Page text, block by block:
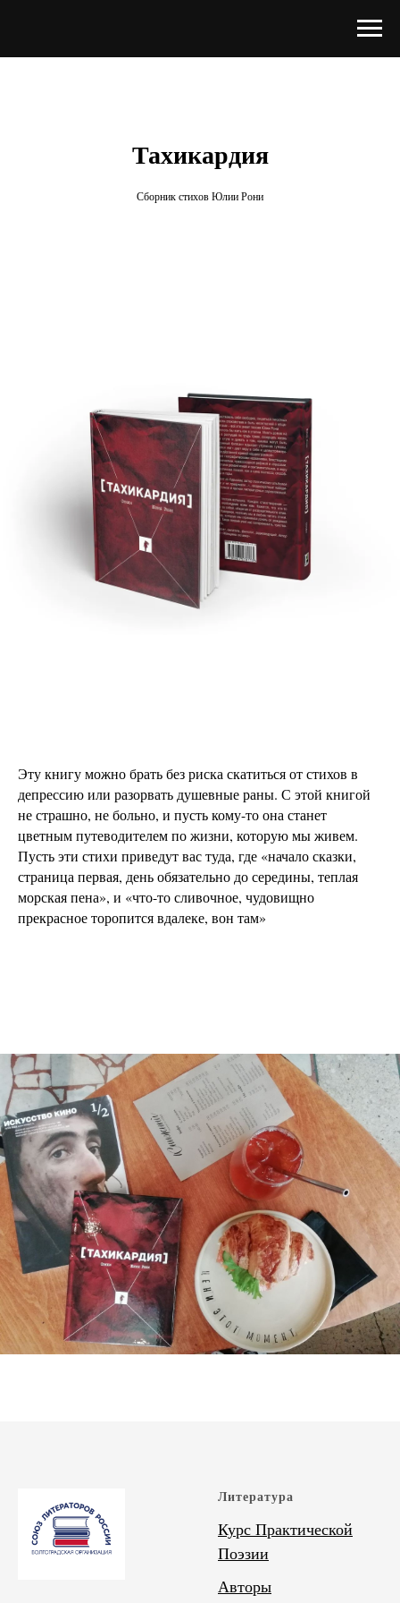
Тахикардия
Сборник стихов Юлии Рони
Эту книгу можно брать без риска скатиться от стихов в
депрессию или разорвать душевные раны. С этой книгой
не страшно, не больно, и пусть кому-то она станет
цветным путеводителем по жизни, которую мы живем.
Пусть эти стихи приведут вас туда, где «начало сказки,
страница первая, день обязательно до середины, теплая
морская пена», и «что-то сливочное, чудовищно
прекрасное торопится вдалеке, вон там»
Литература
Курс Практической
Поэзии
Авторы